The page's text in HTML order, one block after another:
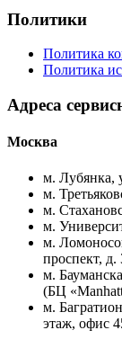
Политики
Политика
Политика
Адреса
Москва
м. Лубянка,
м.
м.
м.
м.
проспект, д.
м.
(БЦ
м.
этаж, офис